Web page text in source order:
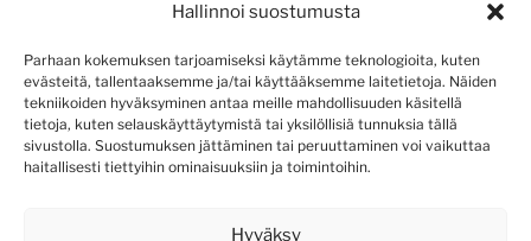
Hallinnoi suostumusta
Parhaan kokemuksen tarjoamiseksi käytämme teknologioita, kuten
evästeitä, tallentaaksemme ja/tai käyttääksemme laitetietoja. Näiden
tekniikoiden hyväksyminen antaa meille mahdollisuuden käsitellä
tietoja, kuten selauskäyttäytymistä tai yksilöllisiä tunnuksia tällä
sivustolla. Suostumuksen jättäminen tai peruuttaminen voi vaikuttaa
haitallisesti tiettyihin ominaisuuksiin ja toimintoihin.
Hyväksy
Sisältösyöte
Kommenttisyöte